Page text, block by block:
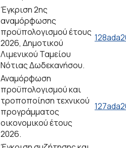
Έγκριση 2ης
αναμόρφωσης
προϋπολογισμού έτους
2026, Δημοτικού
Λιμενικού Ταμείου
Νότιας Δωδεκανήσου.
Αναμόρφωση
προϋπολογισμού και
τροποποίηση τεχνικού
προγράμματος
οικονομικού έτους
2026.